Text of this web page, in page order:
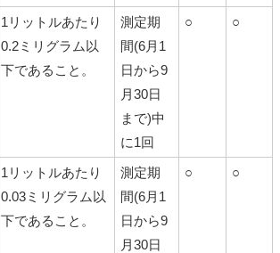
1リットルあたり
0.2ミリグラム以
下であること。
測定期
間(6月1
日から9
月30日
まで)中
に1回
○ ○
1リットルあたり
0.03ミリグラム以
下であること。
測定期
間(6月1
日から9
月30日
○ ○